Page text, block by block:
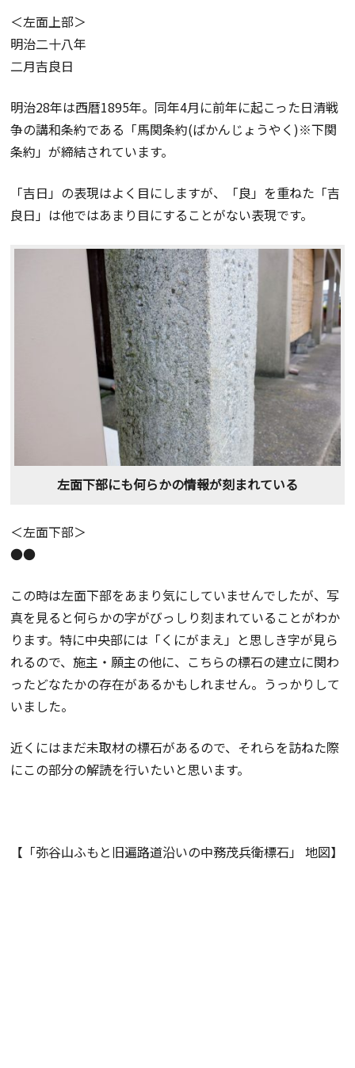
＜左面上部＞
明治二十八年
二月吉良日
明治28年は西暦1895年。同年4月に前年に起こった日清戦
争の講和条約である「馬関条約(ばかんじょうやく)※下関
条約」が締結されています。
「吉日」の表現はよく目にしますが、「良」を重ねた「吉
良日」は他ではあまり目にすることがない表現です。
左面下部にも何らかの情報が刻まれている
＜左面下部＞
●●
この時は左面下部をあまり気にしていませんでしたが、写
真を見ると何らかの字がびっしり刻まれていることがわか
ります。特に中央部には「くにがまえ」と思しき字が見ら
れるので、施主・願主の他に、こちらの標石の建立に関わ
ったどなたかの存在があるかもしれません。うっかりして
いました。
近くにはまだ未取材の標石があるので、それらを訪ねた際
にこの部分の解読を行いたいと思います。
【「弥谷山ふもと旧遍路道沿いの中務茂兵衛標石」 地図】